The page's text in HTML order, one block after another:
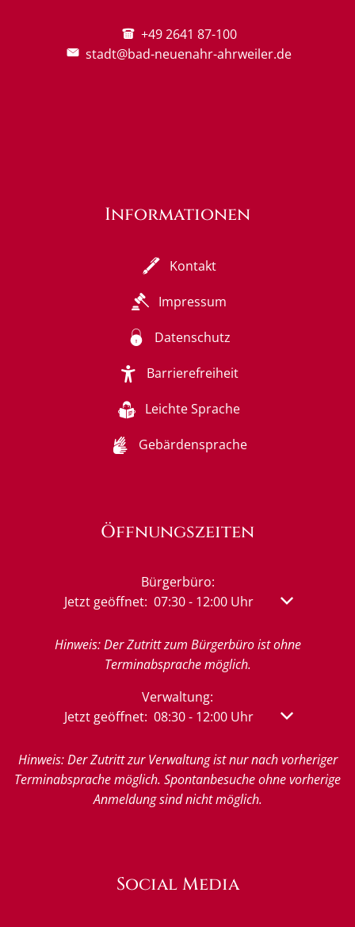
+49 2641 87-100
stadt@bad-neuenahr-ahrweiler.de
Informationen
Kontakt
Impressum
Datenschutz
Barrierefreiheit
Leichte Sprache
Gebärdensprache
Öffnungszeiten
Bürgerbüro:
Klicken, um weitere Öffnungs- oder
Jetzt geöffnet: 07:30- 12:00Uhr Von 07:30
Hinweis: Der Zutritt zum Bürgerbüro ist ohne
Terminabsprache möglich.
Verwaltung:
Klicken, um weitere Öffnungs- oder
Jetzt geöffnet: 08:30- 12:00Uhr Von 08:30
Hinweis: Der Zutritt zur Verwaltung ist nur nach vorheriger
Terminabsprache möglich. Spontanbesuche ohne vorherige
Anmeldung sind nicht möglich.
Social Media